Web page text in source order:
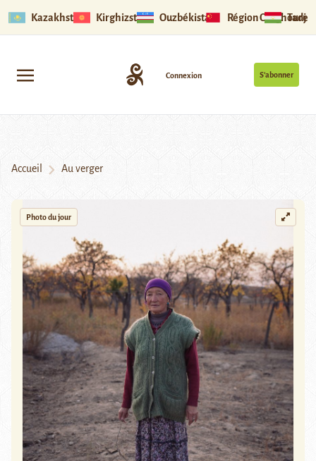
Kazakhstan Kirghizstan Ouzbékistan Région Ouïghoure
S’abonner
Connexion
Accueil Au verger
Photo du jour